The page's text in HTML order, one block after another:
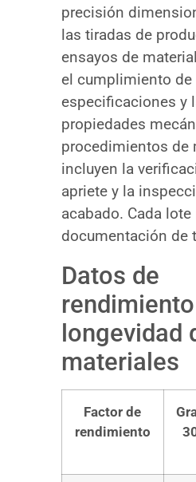
precisión
las tiradas de
ensayos de
el cumplimiento de
especificaciones y
propiedades
procedimientos de
incluyen la
apriete y la
acabado. Cada
documentación de
Datos de
longevidad
materiales
Factor de
rendimiento